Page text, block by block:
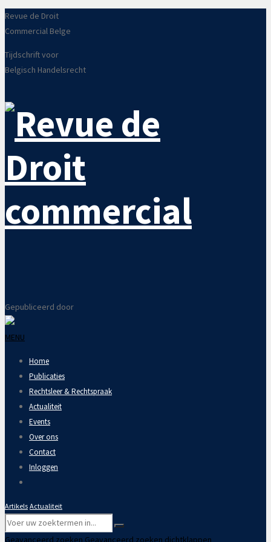
Revue de Droit
Commercial Belge
Tijdschrift voor
Belgisch Handelsrecht
Gepubliceerd door
MENU
Home
Publicaties
Rechtsleer & Rechtspraak
Actualiteit
Events
Over ons
Contact
Inloggen
Artikels Actualiteit
Geavanceerd zoeken Geavanceerd zoeken dichtklappen